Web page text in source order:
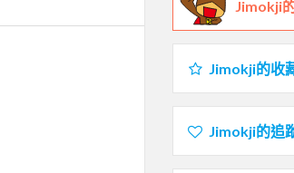
Jimokji
Jimokji的收
Jimokji的追